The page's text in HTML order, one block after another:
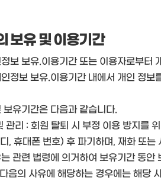
보유 및 이용기간
보 보유.이용기간 또는 이용자로부터
정보 보유.이용기간 내에서 개인 정보
유기간은 다음과 같습니다.
리 : 회원 탈퇴 시 부정 이용 방지를
, 휴대폰 번호) 후 파기하며, 재화 또는
관련 법령에 의거하여 보유기간 동안
음의 사유에 해당하는 경우에는 해당